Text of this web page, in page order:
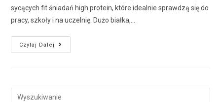
sycących fit śniadań high protein, które idealnie sprawdzą się do
pracy, szkoły i na uczelnię. Dużo białka,…
Czytaj Dalej